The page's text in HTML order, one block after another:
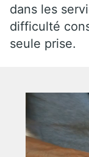
dans les
difficulté
seule prise.